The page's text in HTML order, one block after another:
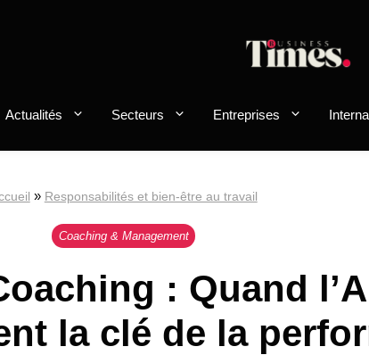
Actualités Secteurs Entreprises
» Responsabilités et bien-être au travail
Coaching & Management
: Quand
la clé de la